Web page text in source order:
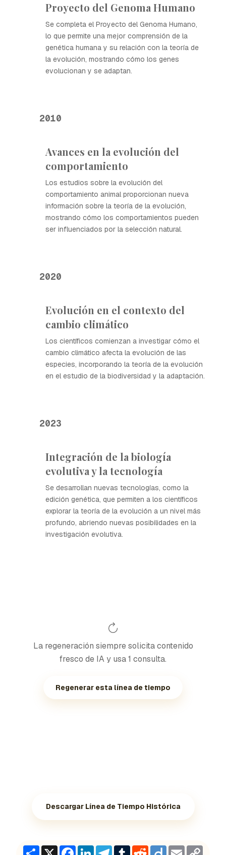
Proyecto del Genoma Humano
Se completa el Proyecto del Genoma Humano,
lo que permite una mejor comprensión de la
genética humana y su relación con la teoría de
la evolución, mostrando cómo los genes
evolucionan y se adaptan.
2010
Avances en la evolución del
comportamiento
Los estudios sobre la evolución del
comportamiento animal proporcionan nueva
información sobre la teoría de la evolución,
mostrando cómo los comportamientos pueden
ser influenciados por la selección natural.
2020
Evolución en el contexto del
cambio climático
Los científicos comienzan a investigar cómo el
cambio climático afecta la evolución de las
especies, incorporando la teoría de la evolución
en el estudio de la biodiversidad y la adaptación.
2023
Integración de la biología
evolutiva y la tecnología
Se desarrollan nuevas tecnologías, como la
edición genética, que permiten a los científicos
explorar la teoría de la evolución a un nivel más
profundo, abriendo nuevas posibilidades en la
investigación evolutiva.
La regeneración siempre solicita contenido
fresco de IA y usa 1 consulta.
Regenerar esta línea de tiempo
Descargar Línea de Tiempo Histórica
ShareX Facebook
LinkedInTelegram
TumblrRedditDiigoEmail